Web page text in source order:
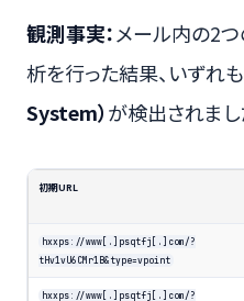
観測事実：メール内の2
析を行った結果、いずれも
System）が検出されまし
初期URL
hxxps://www[.]psqtfj[.]com/?
tHv1vU6CMr1B&type=vpoint
hxxps://www[.]psqtfj[.]com/?